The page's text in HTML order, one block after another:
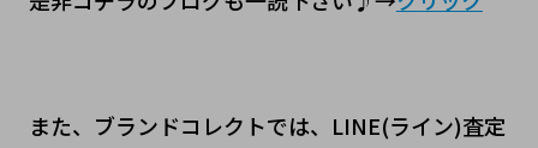
また、ブランドコレクトでは、LINE(ライン)査定